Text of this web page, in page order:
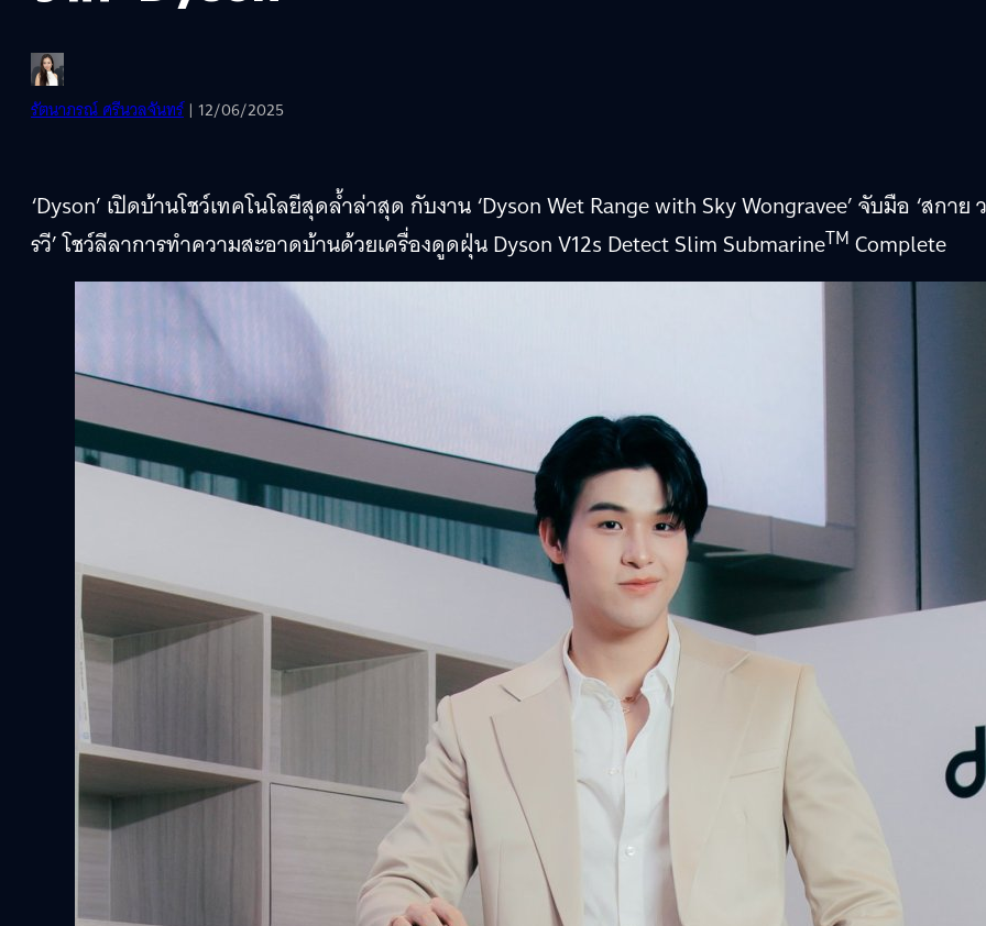
รัตนาภรณ์ ศรีนวลจันทร์| 12/06/2025
‘Dyson’ เปิดบ้านโชว์เทคโนโลยีสุดล้ำล่าสุด กับงาน ‘Dyson Wet Range with Sky Wongravee’ จับมือ ‘สกาย
รวี’ โชว์ลีลาการทำความสะอาดบ้านด้วยเครื่องดูดฝุ่น Dyson V12s Detect Slim SubmarineTM Complete